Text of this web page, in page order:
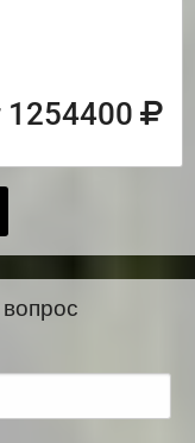
1254400